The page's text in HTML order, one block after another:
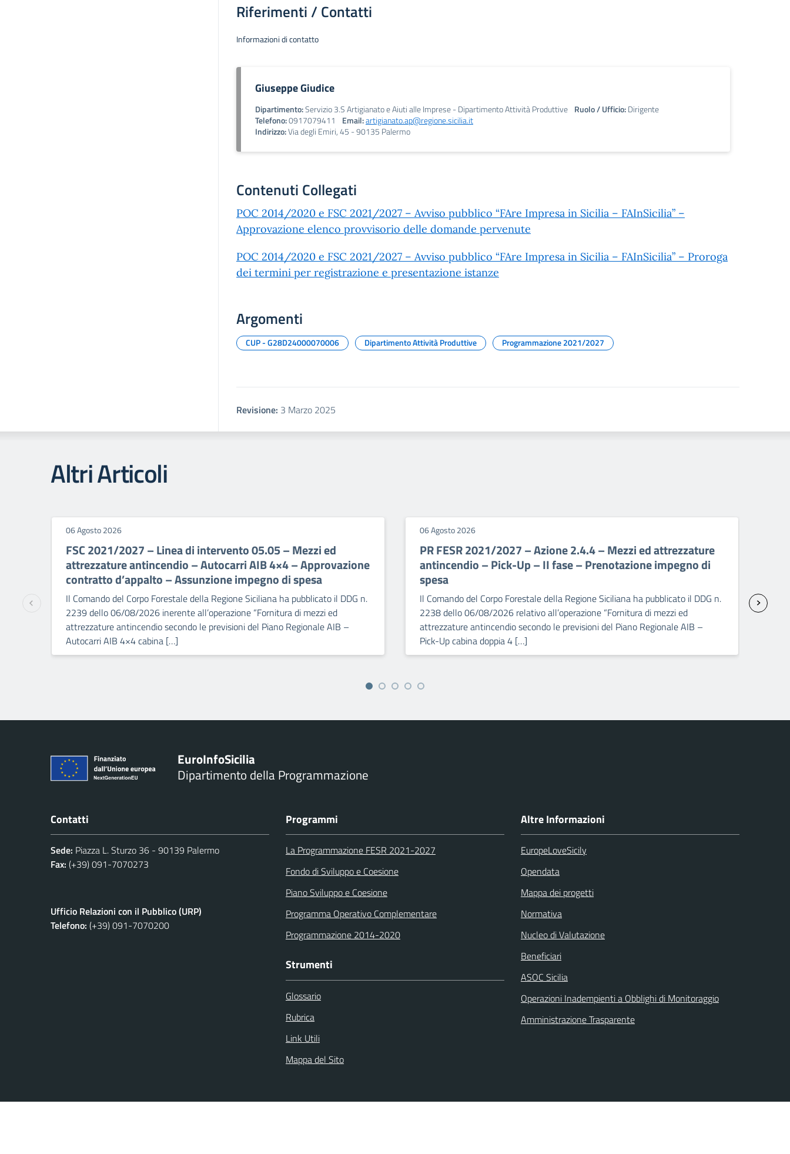
Riferimenti / Contatti
Informazioni di contatto
Giuseppe Giudice
Dipartimento:Servizio 3.S Artigianato e Aiuti alle Imprese - Dipartimento Attività Produttive Ruolo / Ufficio:Dirigente
Telefono:0917079411 Email:artigianato.ap@regione.sicilia.it
Indirizzo:Via degli Emiri, 45 - 90135 Palermo
Contenuti Collegati
POC 2014/2020 e FSC 2021/2027 – Avviso pubblico “FAre Impresa in Sicilia – FAInSicilia” –
Approvazione elenco provvisorio delle domande pervenute
POC 2014/2020 e FSC 2021/2027 – Avviso pubblico “FAre Impresa in Sicilia – FAInSicilia” – Proroga
dei termini per registrazione e presentazione istanze
Argomenti
CUP - G28D24000070006 Dipartimento Attività Produttive Programmazione 2021/2027
Revisione: 3 Marzo 2025
Altri Articoli
06 Agosto 2026
FSC 2021/2027 – Linea di intervento 05.05 – Mezzi ed
attrezzature antincendio – Autocarri AIB 4×4 – Approvazione
contratto d’appalto – Assunzione impegno di spesa
Il Comando del Corpo Forestale della Regione Siciliana ha pubblicato il DDG n.
2239 dello 06/08/2026 inerente all’operazione “Fornitura di mezzi ed
attrezzature antincendio secondo le previsioni del Piano Regionale AIB –
Autocarri AIB 4×4 cabina […]
06 Agosto 2026
PR FESR 2021/2027 – Azione 2.4.4 – Mezzi ed attrezzature
antincendio – Pick-Up – II fase – Prenotazione impegno di
spesa
Il Comando del Corpo Forestale della Regione Siciliana ha pubblicato il DDG n.
2238 dello 06/08/2026 relativo all’operazione “Fornitura di mezzi ed
attrezzature antincendio secondo le previsioni del Piano Regionale AIB –
Pick-Up cabina doppia 4 […]
EuroInfoSicilia
Dipartimento della Programmazione
Contatti
Sede: Piazza L. Sturzo 36 - 90139 Palermo
Fax: (+39) 091-7070273
Ufficio Relazioni con il Pubblico (URP)
Telefono: (+39) 091-7070200
Programmi
La Programmazione FESR 2021-2027
Fondo di Sviluppo e Coesione
Piano Sviluppo e Coesione
Programma Operativo Complementare
Programmazione 2014-2020
Strumenti
Glossario
Rubrica
Link Utili
Mappa del Sito
Altre Informazioni
EuropeLoveSicily
Opendata
Mappa dei progetti
Normativa
Nucleo di Valutazione
Beneficiari
ASOC Sicilia
Operazioni Inadempienti a Obblighi di Monitoraggio
Amministrazione Trasparente